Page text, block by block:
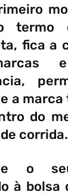
termo
fica a
a
do
corrida.
o
à bolsa